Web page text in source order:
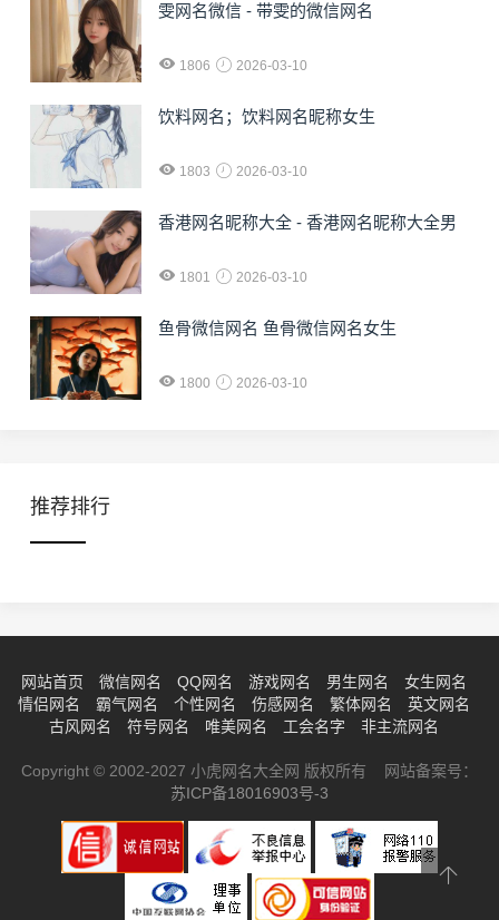
雯网名微信 - 带雯的微信网名
1806 2026-03-10
饮料网名；饮料网名昵称女生
1803 2026-03-10
香港网名昵称大全 - 香港网名昵称大全男
1801 2026-03-10
鱼骨微信网名 鱼骨微信网名女生
1800 2026-03-10
推荐排行
网站首页 微信网名 QQ网名 游戏网名 男生网名
女生网名
情侣网名
霸气网名 个性网名 伤感网名 繁体网名
英文网名
古风网名
符号网名 唯美网名 工会名字 非主流网名
Copyright © 2002-2027 小虎网名大全网 版权所有 网站备案号：
苏ICP备18016903号-3